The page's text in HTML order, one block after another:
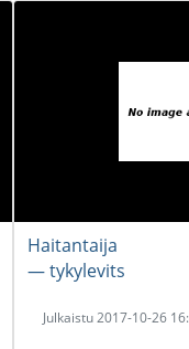
Haitantaija
― tykylevits
Julkaistu 2017-10-26